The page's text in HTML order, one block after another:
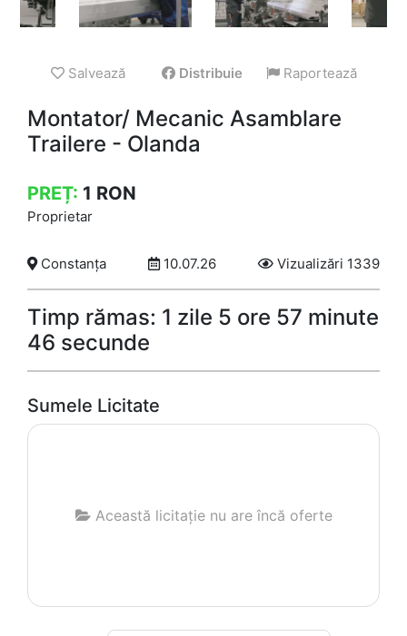
Salvează Distribuie Raportează
Montator/ Mecanic Asamblare
Trailere - Olanda
PREȚ: 1 RON
Proprietar
Constanța 10.07.26 Vizualizări 1339
Timp rămas: 1 zile 5 ore 57 minute
46 secunde
Sumele Licitate
Această licitație nu are încă oferte